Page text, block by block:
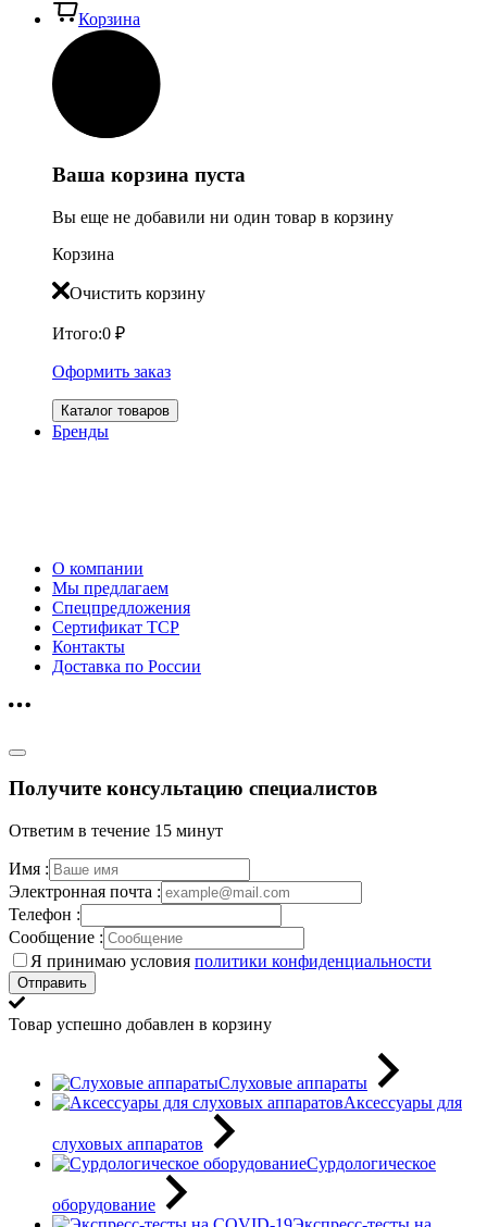
Корзина
Ваша корзина пуста
Вы еще не добавили ни один товар в корзину
Корзина
Очистить корзину
Итого:0 ₽
Оформить заказ
Каталог товаров
Бренды
О компании
Мы предлагаем
Спецпредложения
Сертификат ТСР
Контакты
Доставка по России
Получите консультацию специалистов
Ответим в течение 15 минут
Имя :
Электронная почта :
Телефон :
Сообщение :
Я принимаю условия политики конфиденциальности
Отправить
Товар успешно добавлен в корзину
Слуховые аппараты
Аксессуары для
слуховых аппаратов
Сурдологическое
оборудование